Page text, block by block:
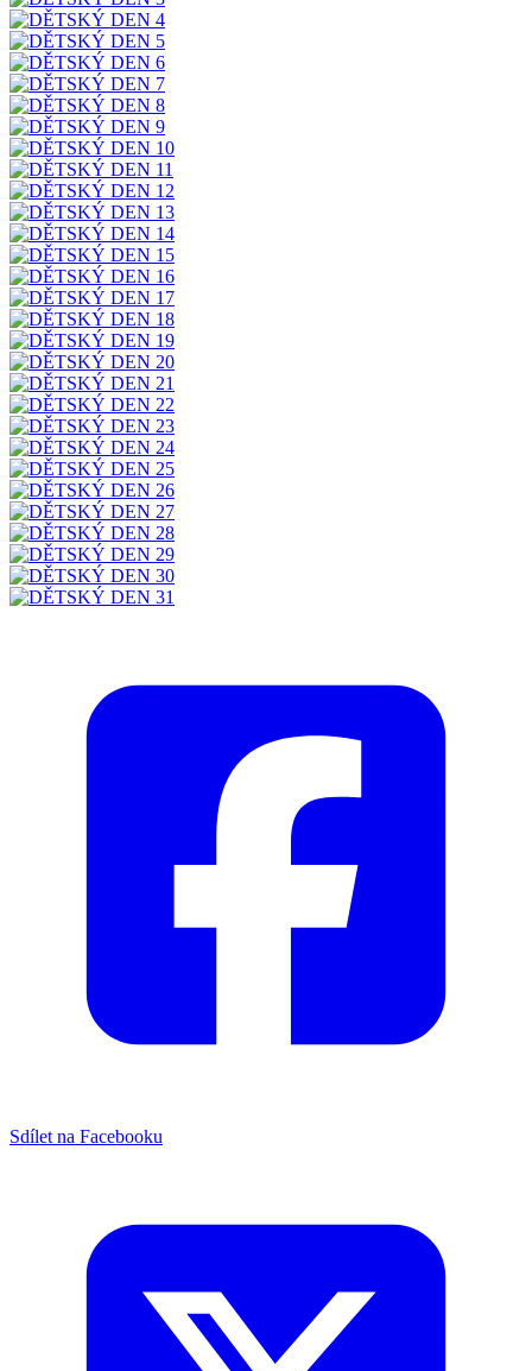
Sdílet na Facebooku